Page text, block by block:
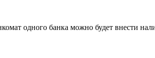
одного банка можно будет внести